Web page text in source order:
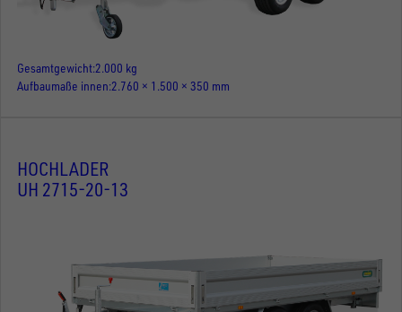
Gesamtgewicht 2.000 kg
Aufbaumaße innen 2.760 × 1.500 × 350 mm
HOCHLADER
UH 2715-20-13